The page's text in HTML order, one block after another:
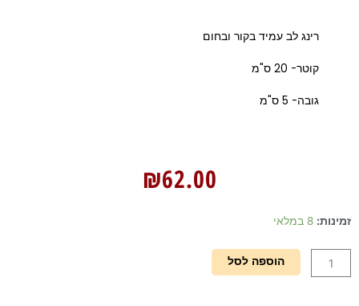
רינג לב עמיד בקור ובחום
קוטר- 20 ס"מ
גובה- 5 ס"מ
₪62.00
זמינות: 8 במלאי
כמות
לב
הוספה לסל